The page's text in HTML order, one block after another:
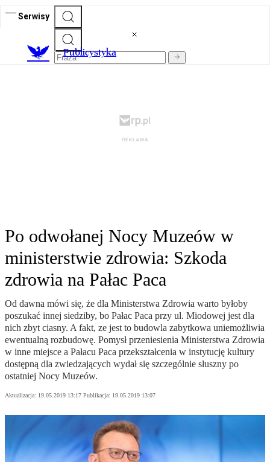
Serwisy
Publicystyka
Po odwołanej Nocy Muzeów w
ministerstwie zdrowia: Szkoda
zdrowia na Pałac Paca
Od dawna mówi się, że dla Ministerstwa Zdrowia warto byłoby
poszukać innej siedziby, bo Pałac Paca przy ul. Miodowej jest dla
nich zbyt ciasny. A fakt, ze jest to budowla zabytkowa uniemożliwia
ewentualną rozbudowę. Pomysł przeniesienia Ministerstwa Zdrowia
w inne miejsce a Pałacu Paca przekształcenia w instytucję kultury
dostępną dla zwiedzających wydał się szczególnie słuszny po
ostatniej Nocy Muzeów.
Aktualizacja: 19.05.2019 13:17 Publikacja: 19.05.2019 13:07